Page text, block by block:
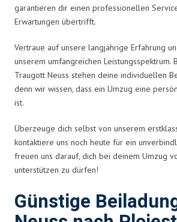
garantieren dir einen professionellen
Erwartungen übertrifft.
Vertraue auf unsere langjährige Erfahrung
unserem umfangreichen Leistungsspektrum.
Traugott Neuss stehen deine individuellen
denn wir wissen, dass ein Umzug eine
ist.
Überzeuge dich selbst von unserem
kontaktiere uns noch heute für ein
freuen uns darauf, dich bei deinem Umzug
unterstützen zu dürfen!
Günstige